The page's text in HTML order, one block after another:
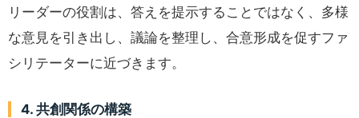
リーダーの役割は、答えを提示することではなく、多様
な意見を引き出し、議論を整理し、合意形成を促すファ
シリテーターに近づきます。
4. 共創関係の構築